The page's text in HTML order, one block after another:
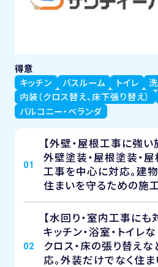
得意
キッチン
バスルーム トイレ
内装（クロス替え、床下張り替え）
バルコニー・ベランダ
01
【外壁・屋根工事に強い
外壁塗装・屋根塗装・
工事を中心に対応。建
住まいを守るための施
02
【水回り・室内工事にも
キッチン・浴室・トイレ
クロス・床の張り替え
応。外装だけでなく住